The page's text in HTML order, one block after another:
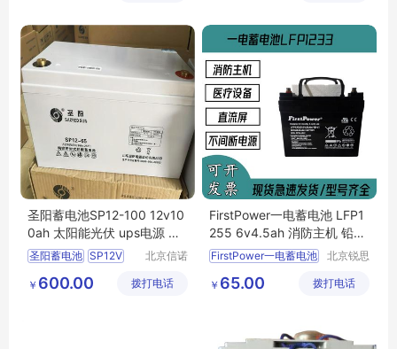
圣阳蓄电池SP12-100 12v10
0ah 太阳能光伏 ups电源 正
品
圣阳蓄电池 SP12V
太阳能光伏
北京信诺
有限公司
￥ 600.00 拨打电话
FirstPower一电蓄电池 LFP1
255 6v4.5ah 消防主机 铅酸
免维护 原装正品
FirstPower一电蓄电池
消防主机 铅酸免维护
北京锐思
技有限公
￥ 65.00 拨打电话